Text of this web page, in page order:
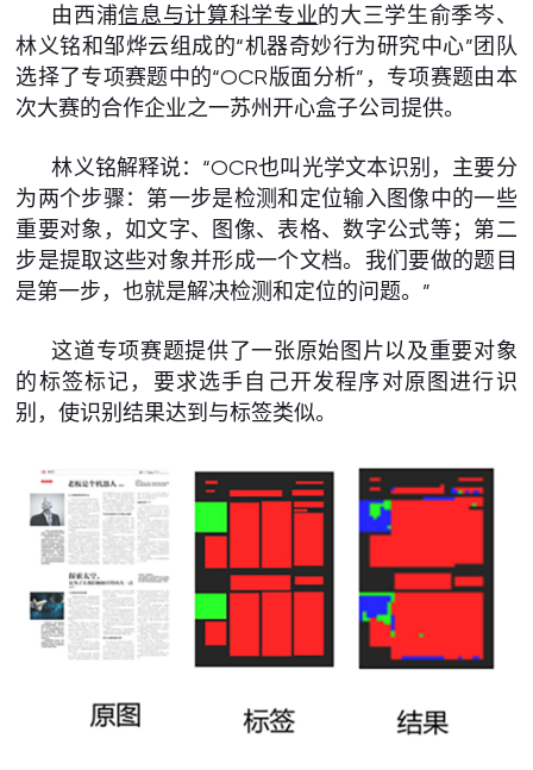
由西浦信息与计算科学专业的大三学生俞季岑、
林义铭和邹烨云组成的“机器奇妙行为研究中心”团队
选择了专项赛题中的“OCR版面分析”，专项赛题由本
次大赛的合作企业之一苏州开心盒子公司提供。
林义铭解释说：“OCR也叫光学文本识别，主要分
为两个步骤：第一步是检测和定位输入图像中的一些
重要对象，如文字、图像、表格、数字公式等；第二
步是提取这些对象并形成一个文档。我们要做的题目
是第一步，也就是解决检测和定位的问题。”
这道专项赛题提供了一张原始图片以及重要对象
的标签标记，要求选手自己开发程序对原图进行识
别，使识别结果达到与标签类似。